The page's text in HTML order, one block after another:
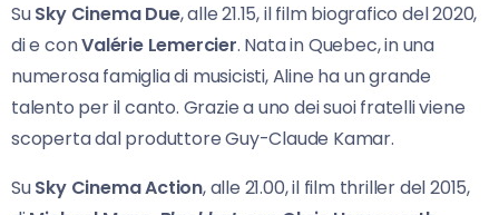
SuSky Cinema Due, alle 21.15, il film biografico del 2020,
di e conValérie Lemercier. Nata in Quebec, in una
numerosa famiglia di musicisti, Aline ha un grande
talento per il canto. Grazie a uno dei suoi fratelli viene
scoperta dal produttore Guy-Claude Kamar.
SuSky Cinema Action, alle 21.00, il film thriller del 2015,